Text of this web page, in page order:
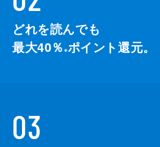
どれを読んでも
最大40％ ※ポイント還元。
03